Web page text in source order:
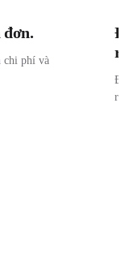
đơn.
chi phí và